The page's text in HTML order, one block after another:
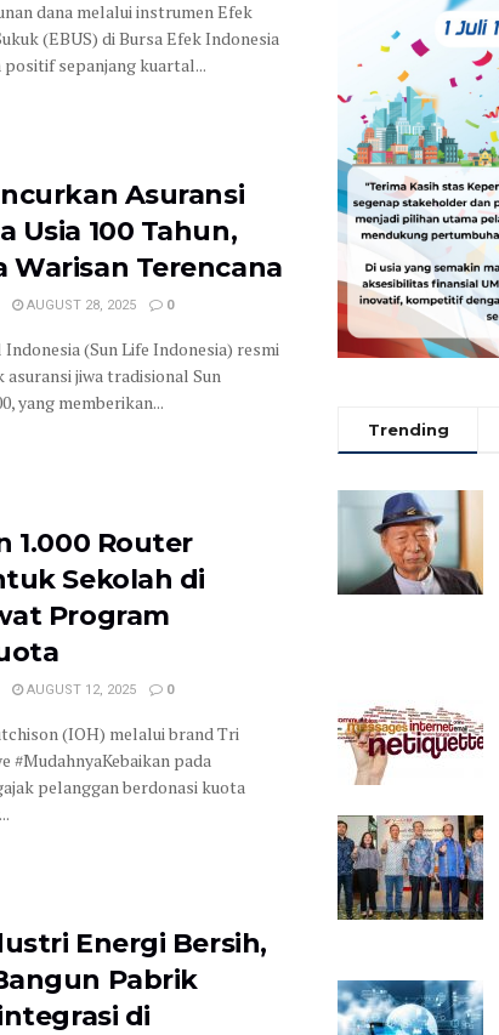
dana melalui instrumen Efek
(EBUS) di Bursa Efek Indonesia
positif sepanjang kuartal...
Asuransi
Usia 100 Tahun,
Warisan Terencana
AUGUST 28, 2025 0
Indonesia (Sun Life Indonesia) resmi
jiwa tradisional Sun
yang memberikan...
1.000 Router
Sekolah di
Program
AUGUST 12, 2025 0
(IOH) melalui brand Tri
#MudahnyaKebaikan pada
pelanggan berdonasi kuota
Energi Bersih,
Pabrik
di
Trending